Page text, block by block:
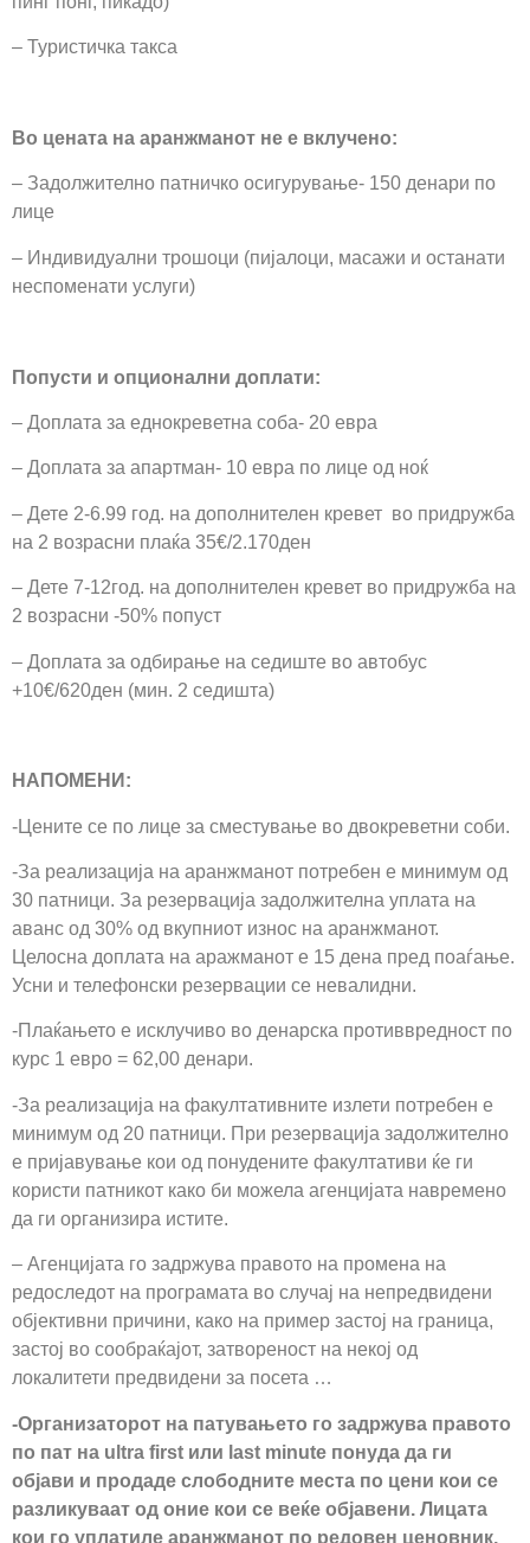
– Туристичка такса
Во цената на аранжманот не е вклучено:
– Задолжително патничко осигурување- 150 денари по
лице
– Индивидуални трошоци (пијалоци, масажи и останати
неспоменати услуги)
Попусти и опционални доплати:
– Доплата за еднокреветна соба- 20 евра
– Доплата за апартман- 10 евра по лице од ноќ
– Дете 2-6.99 год. на дополнителен кревет во придружба
на 2 возрасни плаќа 35€/2.170ден
– Дете 7-12год. на дополнителен кревет во придружба на
2 возрасни -50% попуст
– Доплата за одбирање на седиште во автобус
+10€/620ден (мин. 2 седишта)
НАПОМЕНИ:
-Цените се по лице за сместување во двокреветни соби.
-За реализација на аранжманот потребен е минимум од
30 патници. За резервација задолжителна уплата на
аванс од 30% од вкупниот износ на аранжманот.
Целосна доплата на аражманот е 15 дена пред поаѓање.
Усни и телефонски резервации се невалидни.
-Плаќањето е исклучиво во денарска противвредност по
курс 1 евро = 62,00 денари.
-За реализација на факултативните излети потребен е
минимум од 20 патници. При резервација задолжително
е пријавување кои од понудените факултативи ќе ги
користи патникот како би можела агенцијата навремено
да ги организира истите.
– Агенцијата го задржува правото на промена на
редоследот на програмата во случај на непредвидени
објективни причини, како на пример застој на граница,
застој во сообраќајот, затвореност на некој од
локалитети предвидени за посета …
-Организаторот на патувањето го задржува правото
по пат на ultra first или last minute понуда да ги
објави и продаде слободните места по цени кои се
разликуваат од оние кои се веќе објавени. Лицата
кои го уплатиле аранжманот по редовен ценовник,